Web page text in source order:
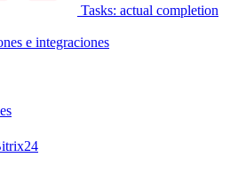
Tasks: actual completion
e integraciones